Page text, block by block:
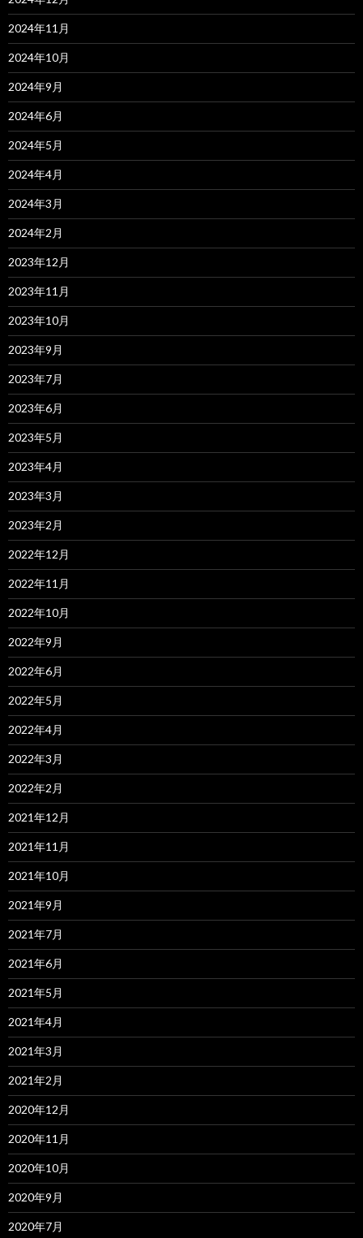
2024年11月
2024年10月
2024年9月
2024年6月
2024年5月
2024年4月
2024年3月
2024年2月
2023年12月
2023年11月
2023年10月
2023年9月
2023年7月
2023年6月
2023年5月
2023年4月
2023年3月
2023年2月
2022年12月
2022年11月
2022年10月
2022年9月
2022年6月
2022年5月
2022年4月
2022年3月
2022年2月
2021年12月
2021年11月
2021年10月
2021年9月
2021年7月
2021年6月
2021年5月
2021年4月
2021年3月
2021年2月
2020年12月
2020年11月
2020年10月
2020年9月
2020年7月